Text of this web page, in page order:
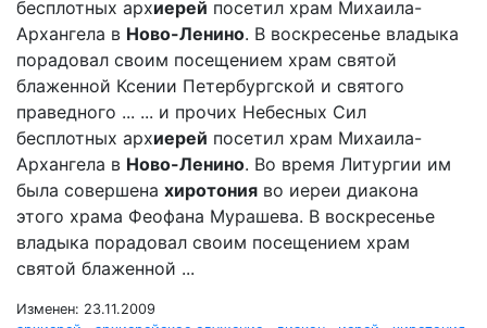
бесплотных архиерей посетил храм Михаила-
Архангела в Ново-Ленино. В воскресенье владыка
порадовал своим посещением храм святой
блаженной Ксении Петербургской и святого
праведного ... ... и прочих Небесных Сил
бесплотных архиерей посетил храм Михаила-
Архангела в Ново-Ленино. Во время Литургии им
была совершена хиротония во иереи диакона
этого храма Феофана Мурашева. В воскресенье
владыка порадовал своим посещением храм
святой блаженной ...
Изменен: 23.11.2009